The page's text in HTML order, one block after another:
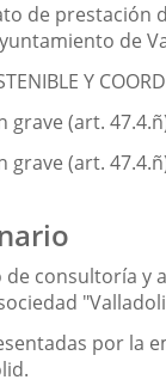
de prestación
de
Y
(art.
(art.
consultoría y
por la